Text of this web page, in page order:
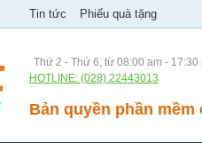
Tin tức Phiếu quà tặng
Thứ 2 - Thứ 6, từ 08:00 am - 17:30
HOTLINE: (028) 22443013
Bản quyền phần